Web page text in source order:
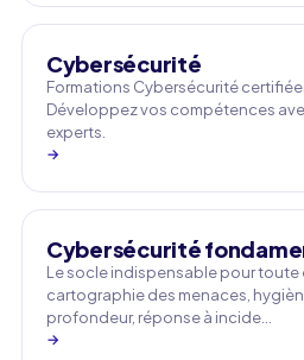
Cybersécurité
Formations Cybersécurité
Développez vos compétences
experts.
→
Cybersécurité
Le socle indispensable pour toute
cartographie des menaces,
profondeur, réponse à incide…
→